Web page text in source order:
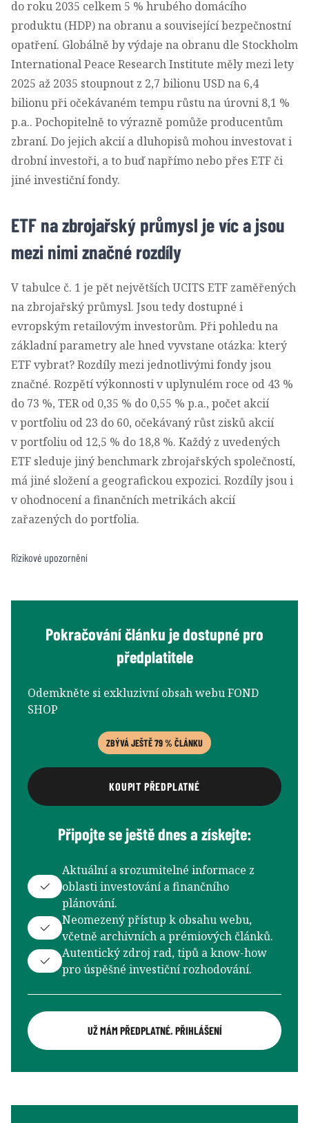
do roku 2035 celkem 5 % hrubého domácího
produktu (HDP) na obranu a související bezpečnostní
opatření. Globálně by výdaje na obranu dle Stockholm
International Peace Research Institute měly mezi lety
2025 až 2035 stoupnout z 2,7 bilionu USD na 6,4
bilionu při očekávaném tempu růstu na úrovni 8,1 %
p.a.. Pochopitelně to výrazně pomůže producentům
zbraní. Do jejich akcií a dluhopisů mohou investovat i
drobní investoři, a to buď napřímo nebo přes ETF či
jiné investiční fondy.
ETF na zbrojařský průmysl je víc a jsou
mezi nimi značné rozdíly
V tabulce č. 1 je pět největších UCITS ETF zaměřených
na zbrojařský průmysl. Jsou tedy dostupné i
evropským retailovým investorům. Při pohledu na
základní parametry ale hned vyvstane otázka: který
ETF vybrat? Rozdíly mezi jednotlivými fondy jsou
značné. Rozpětí výkonnosti v uplynulém roce od 43 %
do 73 %, TER od 0,35 % do 0,55 % p.a., počet akcií
v portfoliu od 23 do 60, očekávaný růst zisků akcií
v portfoliu od 12,5 % do 18,8 %. Každý z uvedených
ETF sleduje jiný benchmark zbrojařských společností,
má jiné složení a geografickou expozici. Rozdíly jsou i
v ohodnocení a finančních metrikách akcií
zařazených do portfolia.
Rizikové upozornění
Pokračování článku je dostupné pro
předplatitele
Odemkněte si exkluzivní obsah webu FOND
SHOP
ZBÝVÁ JEŠTĚ 79 % ČLÁNKU
KOUPIT PŘEDPLATNÉ
Připojte se ještě dnes a získejte:
Aktuální a srozumitelné informace z
oblasti investování a finančního
plánování.
Neomezený přístup k obsahu webu,
včetně archivních a prémiových článků.
Autentický zdroj rad, tipů a know-how
pro úspěšné investiční rozhodování.
UŽ MÁM PŘEDPLATNÉ. PŘIHLÁŠENÍ